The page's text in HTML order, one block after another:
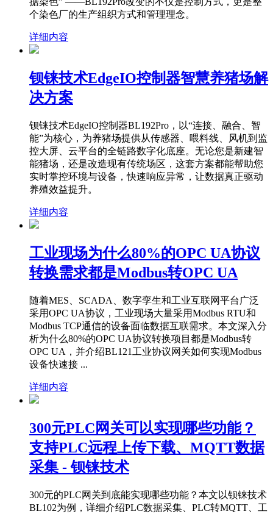
个染色厂的生产组织方式和管理理念。
详细内容
钡铼技术EdgeIO控制器智慧养猪场解
决方案
钡铼技术EdgeIO控制器BL192Pro，以“连接、融合、智
能”为核心，为养猪场提供从传感器、喂料线、风机到监
控大屏、云平台的全链路数字化底座。无论您是新建智
能猪场，还是改造现有传统场区，这套方案都能帮助您
实时掌控环境与设备，快速响应异常，让数据真正驱动
养殖效益提升。
详细内容
工业现场为什么80%的OPC UA协议
转换需求都是Modbus转OPC UA
随着MES、SCADA、数字孪生和工业互联网平台广泛
采用OPC UA协议，工业现场大量采用Modbus RTU和
Modbus TCP通信的设备面临数据互联需求。本文深入分
析为什么80%的OPC UA协议转换项目都是Modbus转
OPC UA，并介绍BL121工业协议网关如何实现Modbus
设备快速接 ...
详细内容
300元PLC网关可以实现哪些功能？
支持PLC远程上传下载、MQTT数据
采集 - 钡铼技术
300元的PLC网关到底能实现哪些功能？本文以钡铼技术
BL102为例，详细介绍PLC数据采集、PLC转MQTT、工